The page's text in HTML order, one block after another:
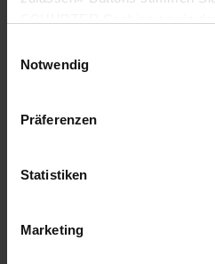
«Cookie-Einstellungen
Einstellungen werden
keinen Einfluss auf die
erhalten Sie in unserer
Notwendig
Präferenzen
Statistiken
Marketing